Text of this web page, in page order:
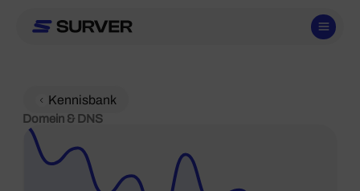
Kennisbank
Domein & DNS